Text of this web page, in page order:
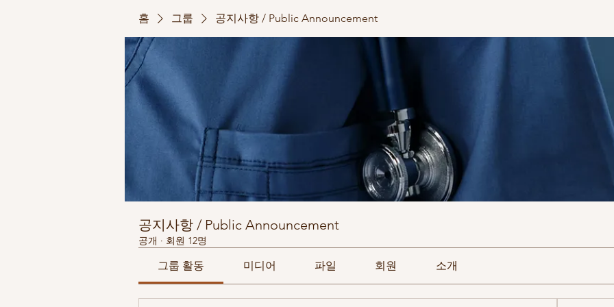
홈 그룹 공지사항 / Public Announcement
공지사항 / Public Announcement
공개 · 회원 12명
그룹 활동 미디어 파일 회원 소개